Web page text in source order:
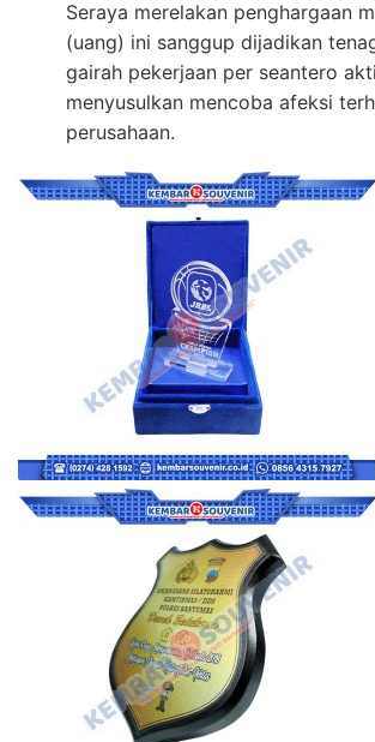
Seraya merelakan penghargaan
(uang) ini sanggup dijadikan
gairah pekerjaan per seantero
menyusulkan mencoba afeksi
perusahaan.